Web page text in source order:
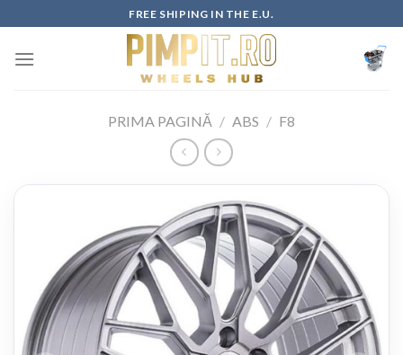
to
content
FREE SHIPING IN THE E.U.
PRIMA PAGINĂ / ABS / F8